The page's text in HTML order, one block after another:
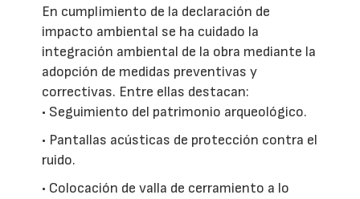
En cumplimiento de la declaración de
impacto ambiental se ha cuidado la
integración ambiental de la obra mediante la
adopción de medidas preventivas y
correctivas. Entre ellas destacan:
• Seguimiento del patrimonio arqueológico.
• Pantallas acústicas de protección contra el
ruido.
• Colocación de valla de cerramiento a lo